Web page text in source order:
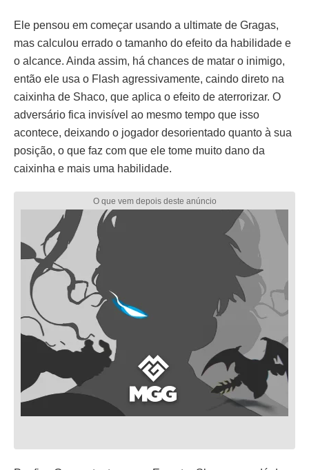
Ele pensou em começar usando a ultimate de Gragas,
mas calculou errado o tamanho do efeito da habilidade e
o alcance. Ainda assim, há chances de matar o inimigo,
então ele usa o Flash agressivamente, caindo direto na
caixinha de Shaco, que aplica o efeito de aterrorizar. O
adversário fica invisível ao mesmo tempo que isso
acontece, deixando o jogador desorientado quanto à sua
posição, o que faz com que ele tome muito dano da
caixinha e mais uma habilidade.